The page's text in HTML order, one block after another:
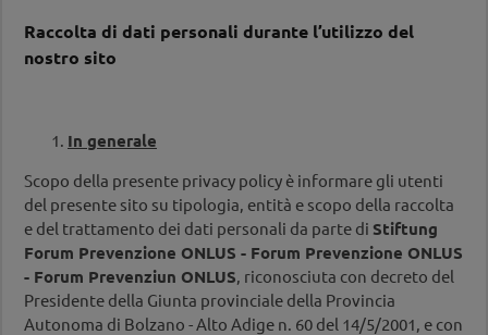
Raccolta di dati personali durante l’utilizzo del
nostro sito
In generale
Scopo della presente privacy policy è informare gli utenti
del presente sito su tipologia, entità e scopo della raccolta
e del trattamento dei dati personali da parte di Stiftung
Forum Prevenzione ONLUS - Forum Prevenzione ONLUS
- Forum Prevenziun ONLUS, riconosciuta con decreto del
Presidente della Giunta provinciale della Provincia
Autonoma di Bolzano - Alto Adige n. 60 del 14/5/2001, e con